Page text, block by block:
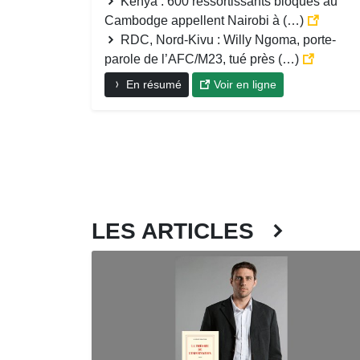
Cambodge appellent Nairobi à (…)
RDC, Nord-Kivu : Willy Ngoma, porte-
parole de l’AFC/M23, tué près (…)
En résumé Voir en ligne
LES ARTICLES